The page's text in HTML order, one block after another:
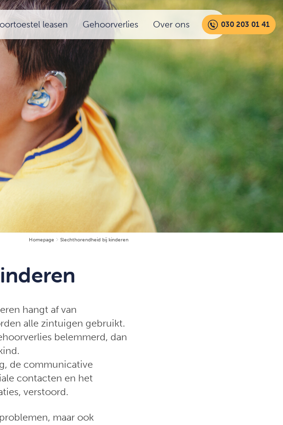
leasen Gehoorverlies Over ons 030 203 01 41
Homepage Slechthorendheid bij kinderen
hangt af van
alle zintuigen gebruikt.
belemmerd, dan
de communicative
contacten en het
verstoord.
maar ook